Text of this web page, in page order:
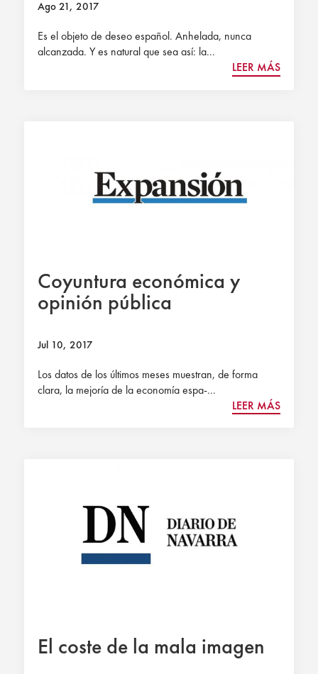
Ago 21, 2017
Es el objeto de deseo español. Anhelada, nunca
alcanzada. Y es natural que sea así: la...
LEER MÁS
Coyuntura económica y
opinión pública
Jul 10, 2017
Los datos de los últimos meses muestran, de forma
clara, la mejoría de la economía espa-...
LEER MÁS
El coste de la mala imagen